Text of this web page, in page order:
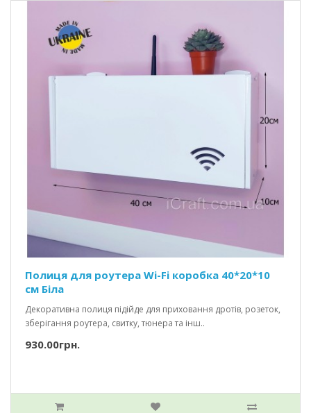
Полиця для роутера Wi-Fi коробка 40*20*10
см Біла
Декоративна полиця підійде для приховання дротів, розеток,
зберігання роутера, свитку, тюнера та інш..
930.00грн.